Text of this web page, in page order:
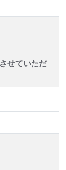
せていただ